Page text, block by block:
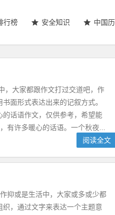
行榜 安全知识 中国
，大家都跟作文打过交道吧，作
面形式表达出来的记叙方式。
话语作文，仅供参考，希望能
有许多暖心的话语。一个秋夜...
阅读全文
抑或是生活中，大家或多或少都
，通过文字来表达一个主题意